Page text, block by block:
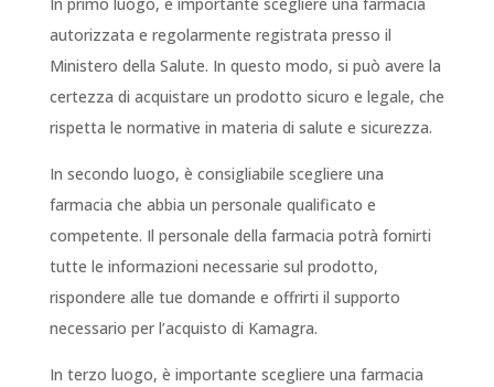
In primo luogo, è importante scegliere una farmacia
autorizzata e regolarmente registrata presso il
Ministero della Salute. In questo modo, si può avere la
certezza di acquistare un prodotto sicuro e legale, che
rispetta le normative in materia di salute e sicurezza.
In secondo luogo, è consigliabile scegliere una
farmacia che abbia un personale qualificato e
competente. Il personale della farmacia potrà fornirti
tutte le informazioni necessarie sul prodotto,
rispondere alle tue domande e offrirti il supporto
necessario per l’acquisto di Kamagra.
In terzo luogo, è importante scegliere una farmacia